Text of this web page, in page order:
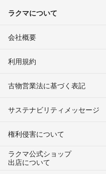
ラクマについて
会社概要
利用規約
古物営業法に基づく表記
サステナビリティメッセージ
権利侵害について
ラクマ公式ショップ
出店について